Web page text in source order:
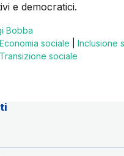
e democratici.
Bobba
Economia sociale Inclusione
Transizione sociale